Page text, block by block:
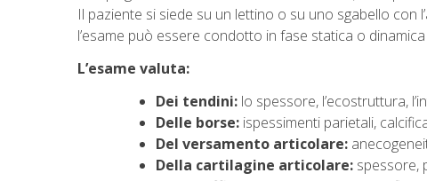
Il paziente si siede su un lettino o su uno sgabello con
l’esame può essere condotto in fase statica o
L’esame valuta:
Dei tendini: lo spessore, l’ecostruttura,
Delle borse: ispessimenti parietali,
Del versamento articolare:
Della cartilagine articolare: spessore,